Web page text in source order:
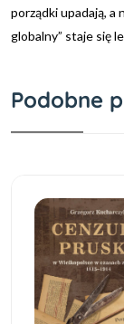
porządki upadają, a
globalny” staje się
Podobne